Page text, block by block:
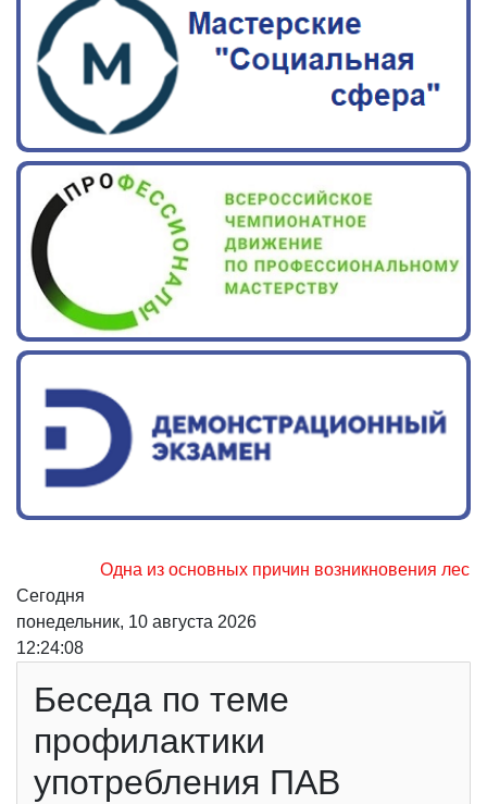
Одна из основных причин возникновения
Сегодня
понедельник, 10 августа 2026
12:24:08
Беседа по теме
профилактики
употребления ПАВ